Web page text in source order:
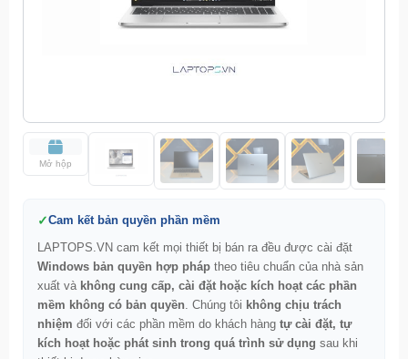
Mở hộp
Cam kết bản quyền phần mềm
LAPTOPS.VN cam kết mọi thiết bị bán ra đều được cài đặt
Windows bản quyền hợp pháptheo tiêu chuẩn của nhà sản
xuất và không cung cấp, cài đặt hoặc kích hoạt các phần
mềm không có bản quyền . Chúng tôi không chịu trách
nhiệm đối với các phần mềm do khách hàng tự cài đặt, tự
kích hoạt hoặc phát sinh trong quá trình sử dụng sau khi